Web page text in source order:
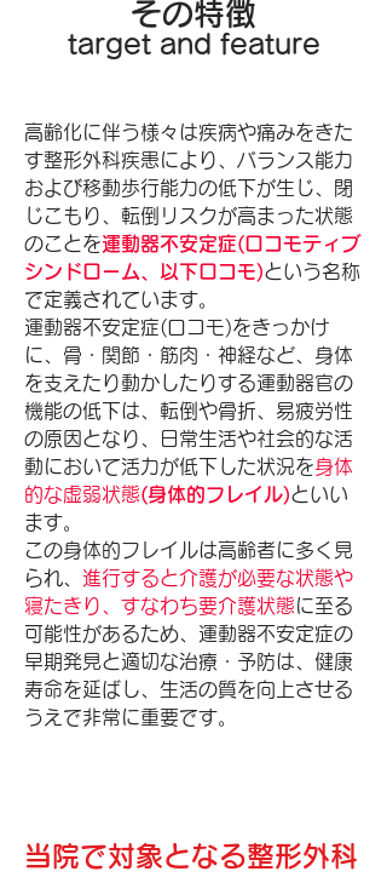
その特徴
target and feature
高齢化に伴う様々は疾病や痛みをきた
す整形外科疾患により、バランス能力
および移動歩行能力の低下が生じ、閉
じこもり、転倒リスクが高まった状態
のことを運動器不安定症(ロコモティブ
シンドローム、以下ロコモ)という名称
で定義されています。
運動器不安定症(ロコモ)をきっかけ
に、骨・関節・筋肉・神経など、身体
を支えたり動かしたりする運動器官の
機能の低下は、転倒や骨折、易疲労性
の原因となり、日常生活や社会的な活
動において活力が低下した状況を身体
的な虚弱状態(身体的フレイル)といい
ます。
この身体的フレイルは高齢者に多く見
られ、 進行すると介護が必要な状態や
寝たきり、すなわち要介護状態に至る
可能性があるため、運動器不安定症の
早期発見と適切な治療・予防は、健康
寿命を延ばし、生活の質を向上させる
うえで非常に重要です。
当院で対象となる整形外科